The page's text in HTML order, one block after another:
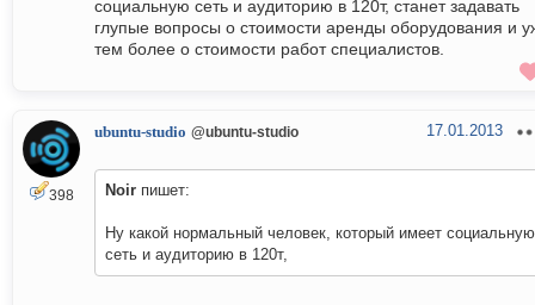
социальную сеть и аудиторию в 120т, станет задавать
глупые вопросы о стоимости аренды оборудования и
тем более о стоимости работ специалистов.
398
ubuntu-studio @ubuntu-studio 17.01.2013
Noir пишет:
Ну какой нормальный человек, который имеет социальную
сеть и аудиторию в 120т,